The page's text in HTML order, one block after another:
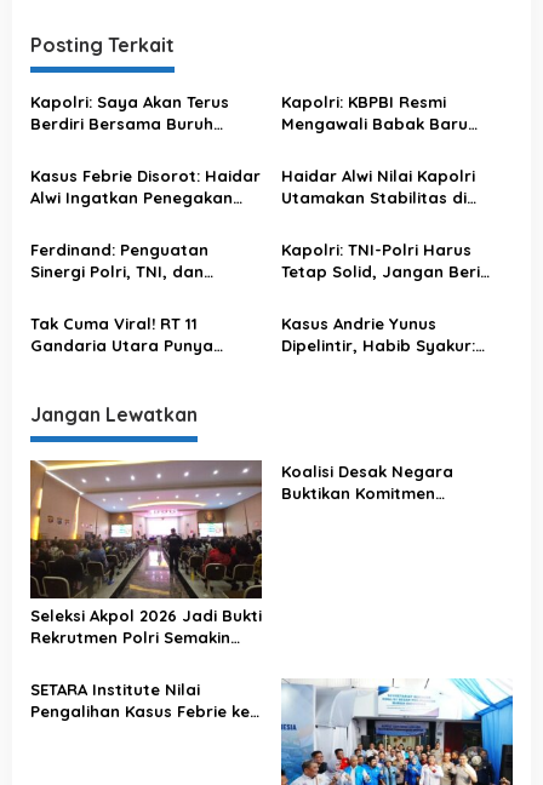
a
s
i
o
s
Posting Terkait
Kapolri: Saya Akan Terus
Berdiri Bersama Buruh
Kapolri: KBPBI Resmi
Mengawali Babak Baru
Kasus Febrie Disorot: Haidar
Alwi Ingatkan Penegakan
pada Restu Politik
Haidar Alwi Nilai Kapolri
Utamakan Stabilitas di
Sensitif
Ferdinand: Penguatan
Sinergi Polri, TNI, dan
Menjaga Supremasi Hukum
Kapolri: TNI-Polri Harus
Tetap Solid, Jangan Beri
Tak Cuma Viral! RT 11
Gandaria Utara Punya
Kagum
Kasus Andrie Yunus
Dipelintir, Habib Syakur:
Jangan Lewatkan
Seleksi Akpol 2026 Jadi Bukti
Rekrutmen Polri Semakin
Koalisi Desak Negara
Buktikan Komitmen
SETARA Institute Nilai
Pengalihan Kasus Febrie ke